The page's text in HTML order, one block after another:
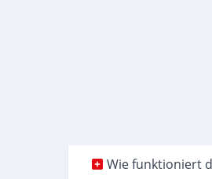
Wie funktioniert